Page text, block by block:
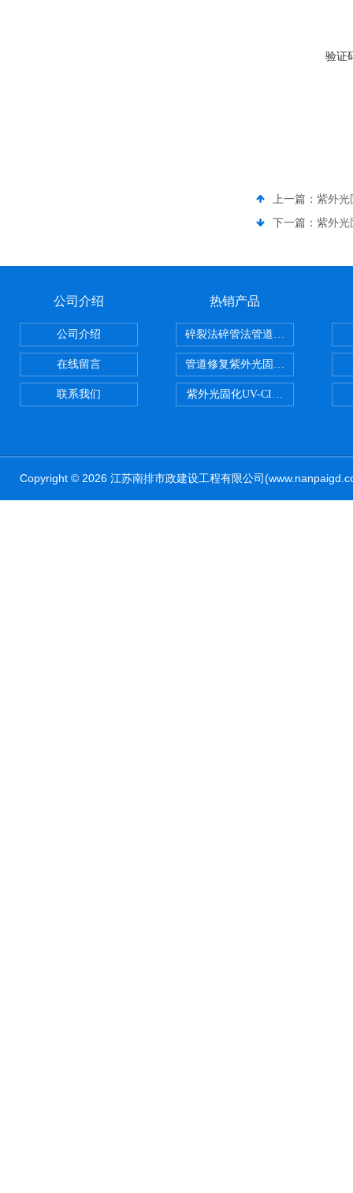
验证
上一篇： 紫外光
下一篇： 紫外光
公司介绍
公司介绍
在线留言
联系我们
热销产品
碎裂法碎管法管道修复技术
管道修复紫外光固化修复CIPP内
紫外光固化UV-CIPP修复管道非
Copyright © 2026 江苏南排市政建设工程有限公司